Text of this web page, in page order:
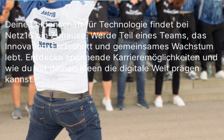
Deine Leidenschaft für Technologie findet bei
Netz16 ein Zuhause. Werde Teil eines Teams, das
Innovation, Fortschritt und gemeinsames Wachstum
lebt. Entdecke spannende Karrieremöglichkeiten und
wie du mit deinen Ideen die digitale Welt prägen
kannst.